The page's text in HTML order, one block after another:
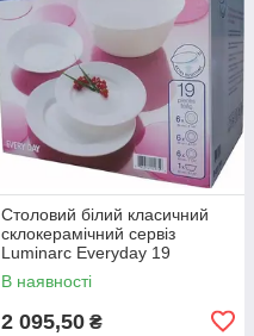
Столовий білий класичний
склокерамічний сервіз
Luminarc Everyday 19
предметів (G0567)
В наявності
2 095,50 ₴